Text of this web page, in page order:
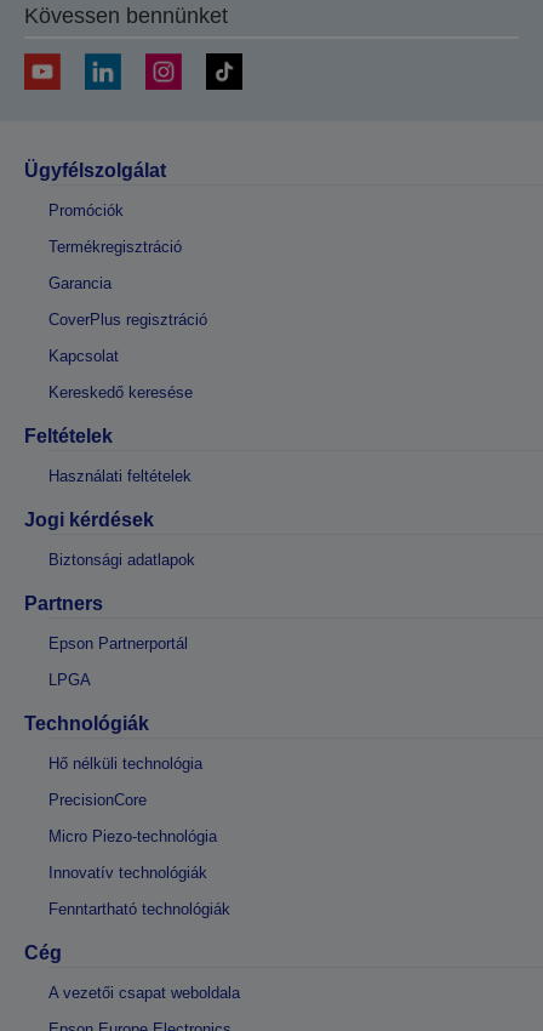
Kövessen bennünket
Ügyfélszolgálat
Promóciók
Termékregisztráció
Garancia
CoverPlus regisztráció
Kapcsolat
Kereskedő keresése
Feltételek
Használati feltételek
Jogi kérdések
Biztonsági adatlapok
Partners
Epson Partnerportál
LPGA
Technológiák
Hő nélküli technológia
PrecisionCore
Micro Piezo-technológia
Innovatív technológiák
Fenntartható technológiák
Cég
A vezetői csapat weboldala